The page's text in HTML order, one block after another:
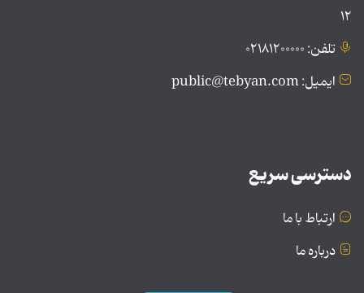
۱۲
تلفن: ۰۲۱۸۱۲۰۰۰۰۰
ایمیل: public@tebyan.com
دسترسی سریع
ارتباط با ما
درباره ما